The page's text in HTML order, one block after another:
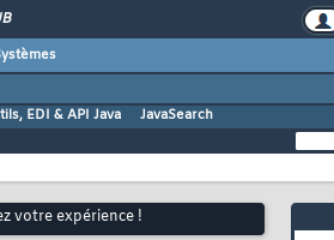
EDI & API Java JavaSearch
votre expérience !